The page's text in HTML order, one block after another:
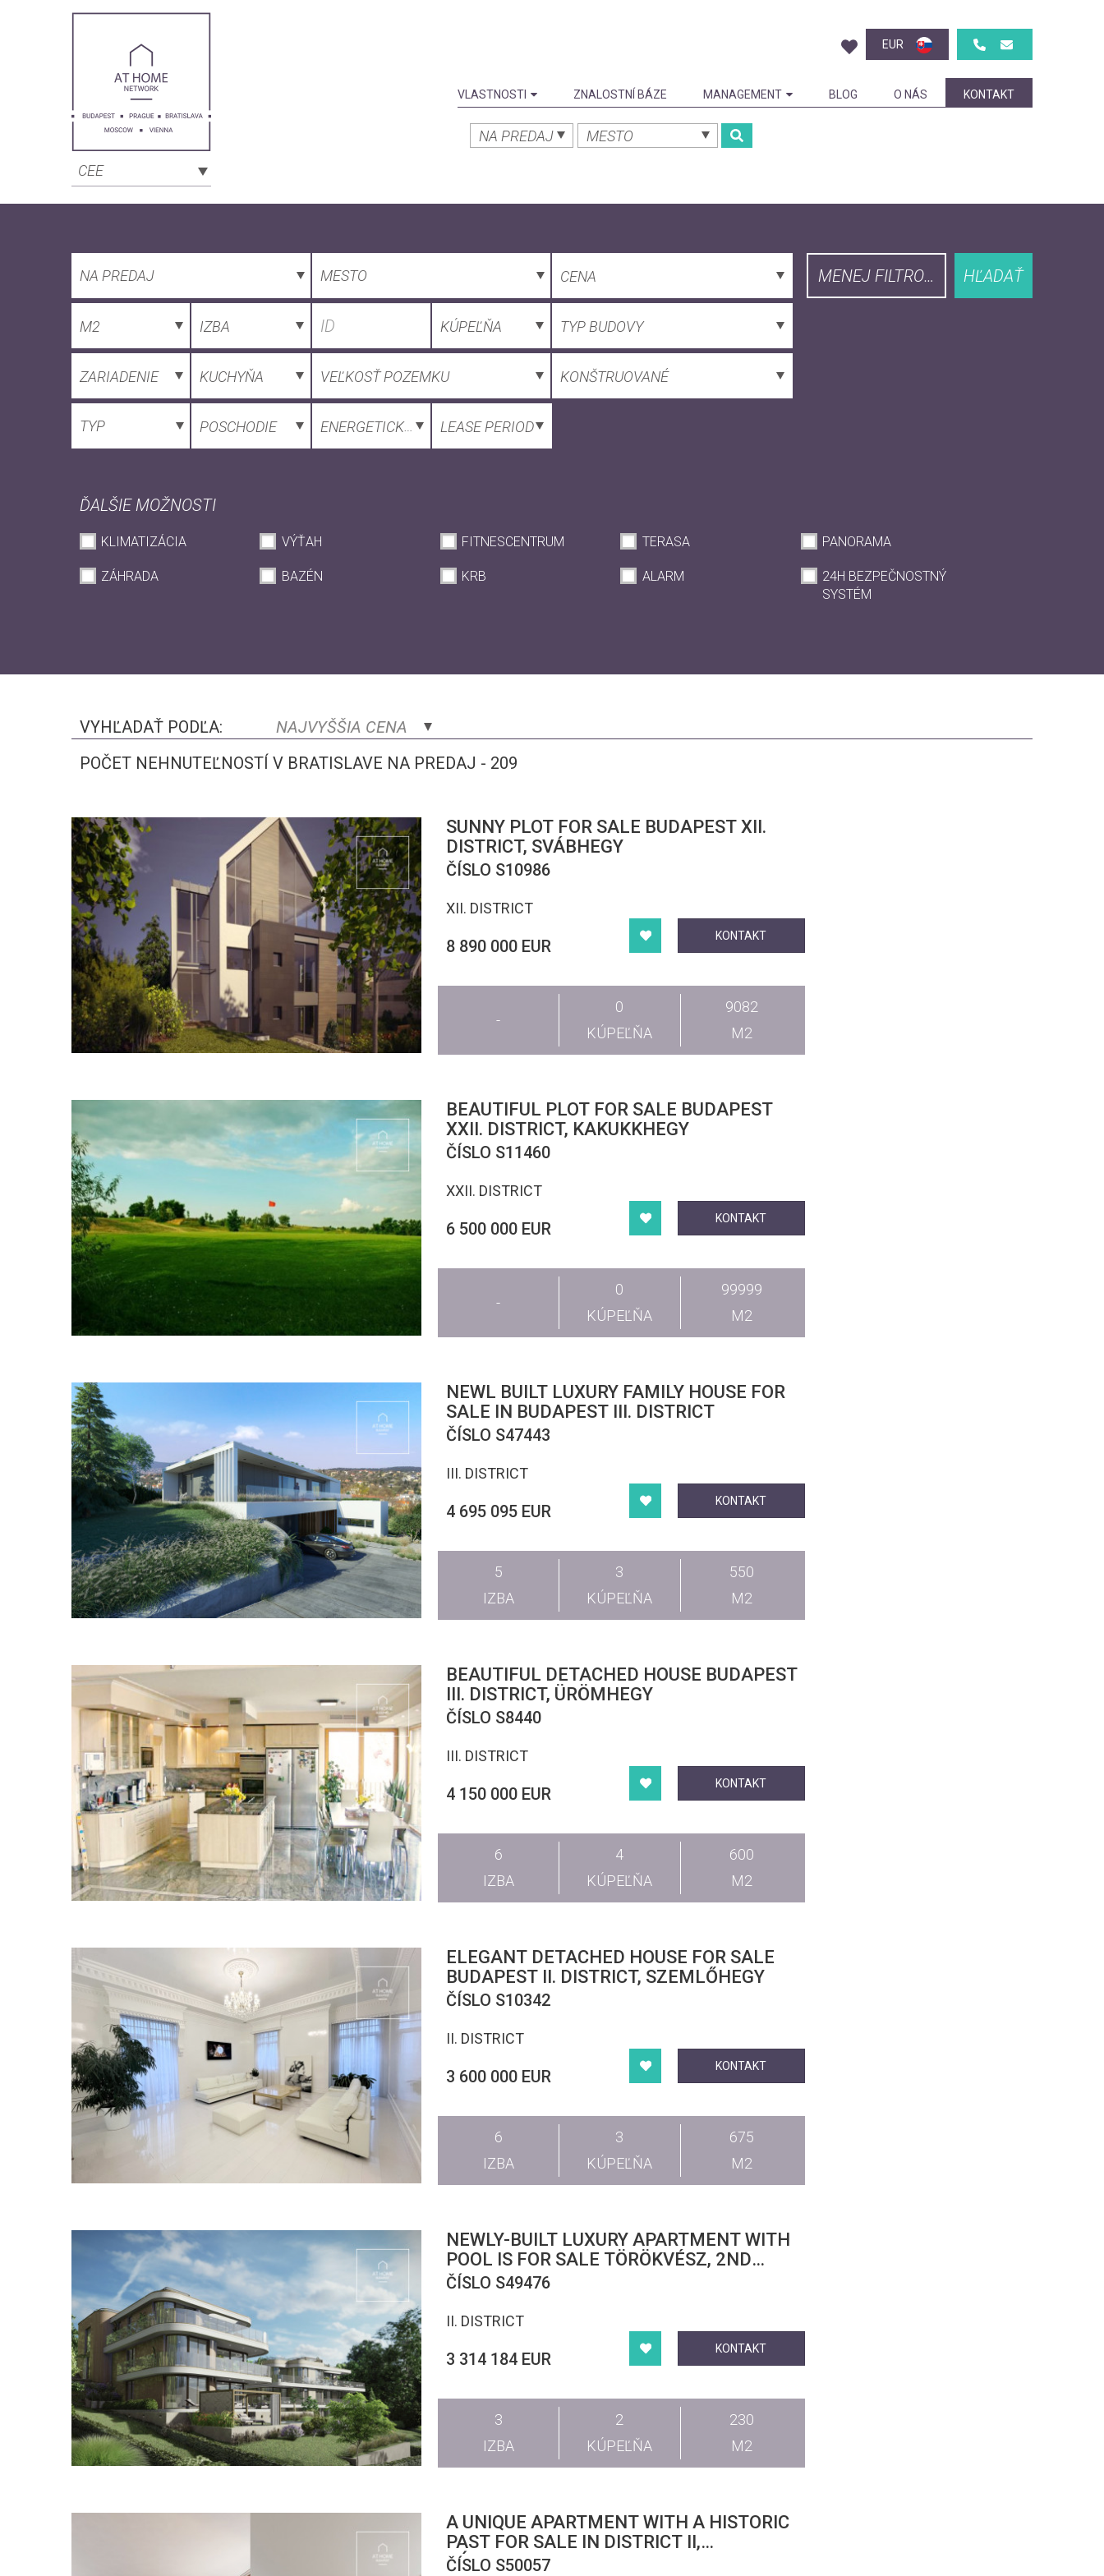
CEE
EUR
VLASTNOSTI ZNALOSTNÍ BÁZE MANAGEMENT BLOG O NÁS KONTAKT
NA PREDAJ MESTO
NA PREDAJ MESTO CENA HĽADAŤ
MENEJ FILTROVAŤ
M2 IZBA KÚPEĽŇA TYP BUDOVY
ZARIADENIE KUCHYŇA VEĽKOSŤ POZEMKU KONŠTRUOVANÉ
TYP POSCHODIE ENERGETICKÝ CERTIFIKÁT
LEASE PERIOD
ĎALŠIE MOŽNOSTI
KLIMATIZÁCIA VÝŤAH FITNESCENTRUM TERASA PANORAMA
ZÁHRADA BAZÉN KRB ALARM
24H BEZPEČNOSTNÝ
SYSTÉM
VYHĽADAŤ PODĽA:
NAJVYŠŠIA CENA
POČET NEHNUTEĽNOSTÍ V BRATISLAVE NA PREDAJ - 209
SUNNY PLOT FOR SALE BUDAPEST XII.
DISTRICT, SVÁBHEGY
ČÍSLO S10986
XII. DISTRICT
8 890 000 EUR
KONTAKT
-
0
KÚPEĽŇA
9082
M2
BEAUTIFUL PLOT FOR SALE BUDAPEST
XXII. DISTRICT, KAKUKKHEGY
ČÍSLO S11460
XXII. DISTRICT
6 500 000 EUR
KONTAKT
-
0
KÚPEĽŇA
99999
M2
NEWL BUILT LUXURY FAMILY HOUSE FOR
SALE IN BUDAPEST III. DISTRICT
ČÍSLO S47443
III. DISTRICT
4 695 095 EUR
KONTAKT
5
IZBA
3
KÚPEĽŇA
550
M2
BEAUTIFUL DETACHED HOUSE BUDAPEST
III. DISTRICT, ÜRÖMHEGY
ČÍSLO S8440
III. DISTRICT
4 150 000 EUR
KONTAKT
6
IZBA
4
KÚPEĽŇA
600
M2
ELEGANT DETACHED HOUSE FOR SALE
BUDAPEST II. DISTRICT, SZEMLŐHEGY
ČÍSLO S10342
II. DISTRICT
3 600 000 EUR
KONTAKT
6
IZBA
3
KÚPEĽŇA
675
M2
NEWLY-BUILT LUXURY APARTMENT WITH
POOL IS FOR SALE TÖRÖKVÉSZ, 2ND
DISTRICT, BUDAPEST
ČÍSLO S49476
II. DISTRICT
3 314 184 EUR
KONTAKT
3
IZBA
2
KÚPEĽŇA
230
M2
A UNIQUE APARTMENT WITH A HISTORIC
PAST FOR SALE IN DISTRICT II,
RÓZSADOMB
ČÍSLO S50057